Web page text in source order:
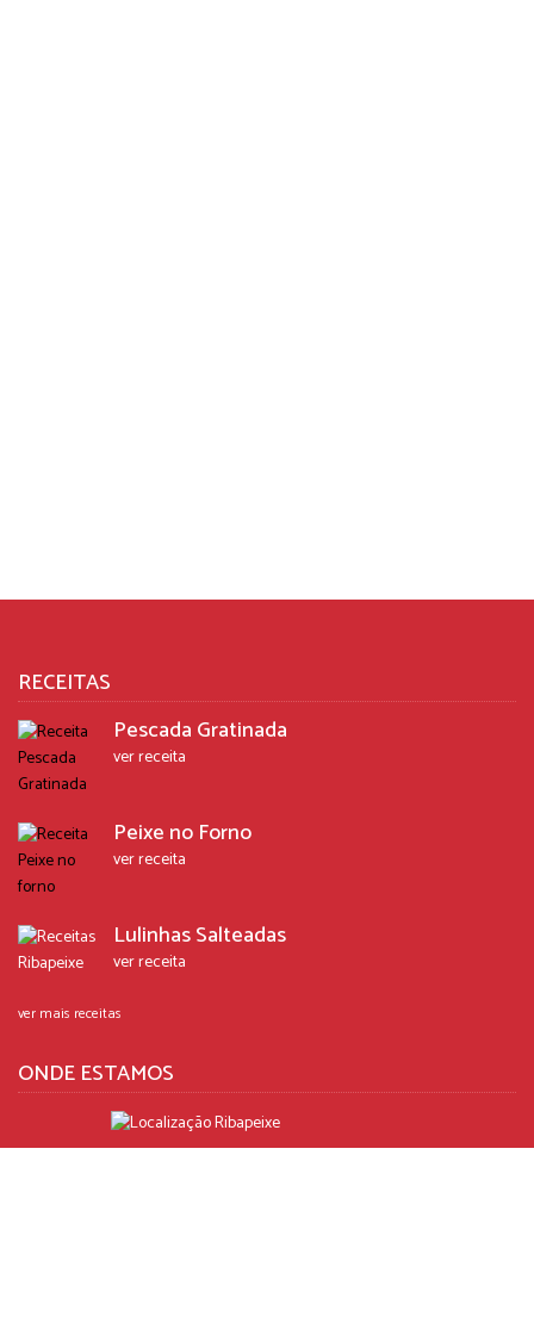
RECEITAS
Pescada Gratinada
ver receita
Peixe no Forno
ver receita
Lulinhas Salteadas
ver receita
ver mais receitas
ONDE ESTAMOS